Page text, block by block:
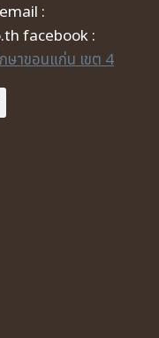
:
facebook :
ษาขอนแก่น เขต 4